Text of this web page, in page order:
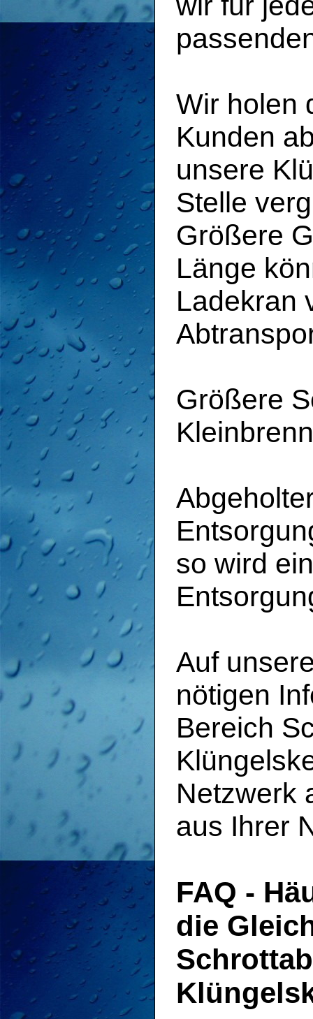
Wir holen
Kunden
unsere
Stelle
Größere
Länge
Ladekran
Größere
so wird
Auf
nötigen
Bereich
Netzwerk
aus Ihrer
FAQ -
die